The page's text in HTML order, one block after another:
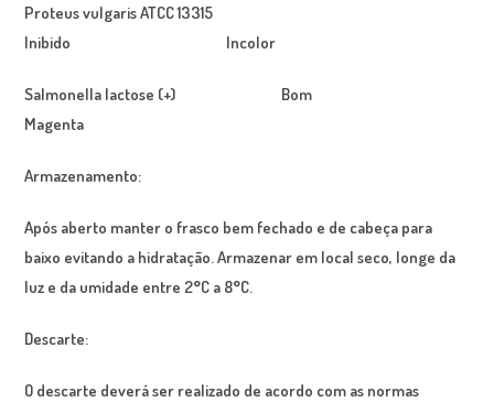
Proteus vulgarisATCC 13315
Inibido Incolor
Salmonella lactose (+) Bom
Magenta
Armazenamento:
Após aberto manter o frasco bem fechado e de cabeça para
baixo evitando a hidratação. Armazenar em local seco, longe da
luz e da umidade entre 2°C a 8°C.
Descarte:
O descarte deverá ser realizado de acordo com as normas